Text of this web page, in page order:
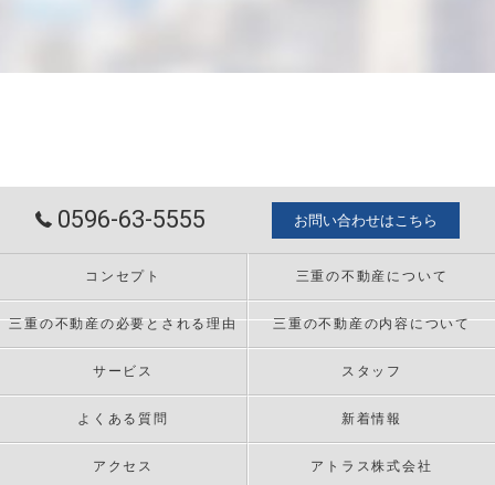
0596-63-5555 お問い合わせはこちら
コンセプト 三重の不動産について
三重の不動産の必要とされる理由 三重の不動産の内容について
サービス スタッフ
よくある質問 新着情報
アクセス アトラス株式会社